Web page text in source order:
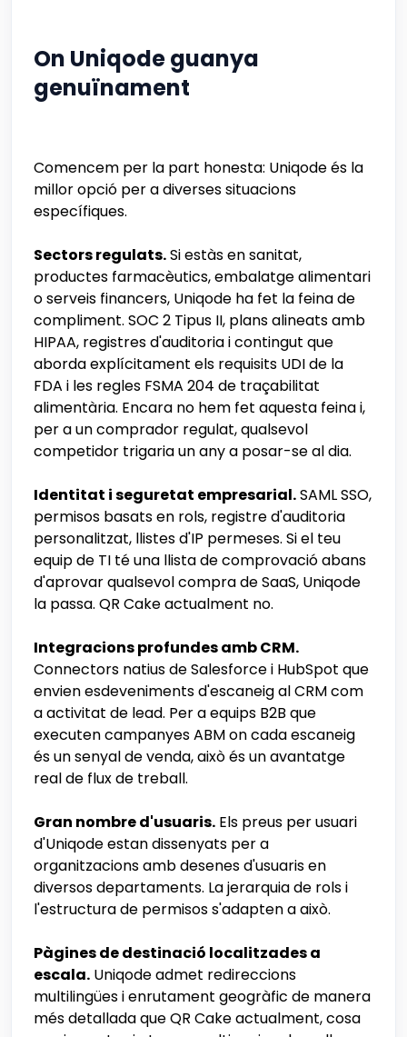
On Uniqode guanya
genuïnament
Comencem per la part honesta: Uniqode és la
millor opció per a diverses situacions
específiques.
Sectors regulats.Si estàs en sanitat,
productes farmacèutics, embalatge alimentari
o serveis financers, Uniqode ha fet la feina de
compliment. SOC 2 Tipus II, plans alineats amb
HIPAA, registres d'auditoria i contingut que
aborda explícitament els requisits UDI de la
FDA i les regles FSMA 204 de traçabilitat
alimentària. Encara no hem fet aquesta feina i,
per a un comprador regulat, qualsevol
competidor trigaria un any a posar-se al dia.
Identitat i seguretat empresarial.SAML SSO,
permisos basats en rols, registre d'auditoria
personalitzat, llistes d'IP permeses. Si el teu
equip de TI té una llista de comprovació abans
d'aprovar qualsevol compra de SaaS, Uniqode
la passa. QR Cake actualment no.
Integracions profundes amb CRM.
Connectors natius de Salesforce i HubSpot que
envien esdeveniments d'escaneig al CRM com
a activitat de lead. Per a equips B2B que
executen campanyes ABM on cada escaneig
és un senyal de venda, això és un avantatge
real de flux de treball.
Gran nombre d'usuaris. Els preus per usuari
d'Uniqode estan dissenyats per a
organitzacions amb desenes d'usuaris en
diversos departaments. La jerarquia de rols i
l'estructura de permisos s'adapten a això.
Pàgines de destinació localitzades a
escala. Uniqode admet redireccions
multilingües i enrutament geogràfic de manera
més detallada que QR Cake actualment, cosa